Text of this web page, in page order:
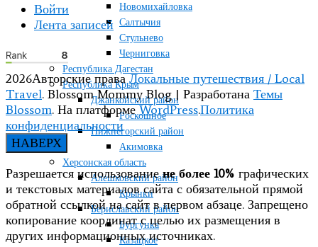
Новомихайловка
Салтычия
Стульнево
Черниговка
Республика Дагестан
Республика Крым
Джанкойский район
Роскошное
Нижнегорский район
Акимовка
Херсонская область
Алешковский район
Крынки
Бериславский район
Бургунка
Казацкое
Войти
Лента записей
2026Авторские праваЛокальные путешествия / Local
Travel. Blossom Mommy Blog | Разработана Темы
Blossom. На платформеWordPress.Политика
конфиденциальности
НАВЕРХ
Разрешается использованиене более 10% графических
и текстовых материалов сайта с обязательной прямой
обратной ссылкой на сайт в первом абзаце. Запрещено
копирование координат с целью их размещения в
других информационных источниках.